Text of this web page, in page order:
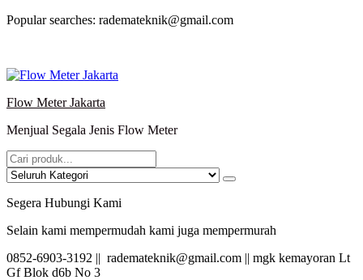
Lompat
Popular searches: rademateknik@gmail.com
Flow Meter Jakarta
Menjual Segala Jenis Flow Meter
Segera Hubungi Kami
Selain kami mempermudah kami juga mempermurah
0852-6903-3192 || rademateknik@gmail.com || mgk kemayoran Lt
Gf Blok d6b No 3